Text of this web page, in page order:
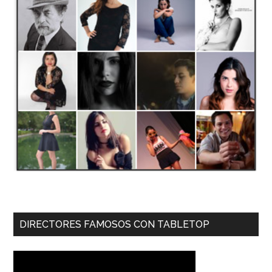
DIRECTORES FAMOSOS CON TABLETOP